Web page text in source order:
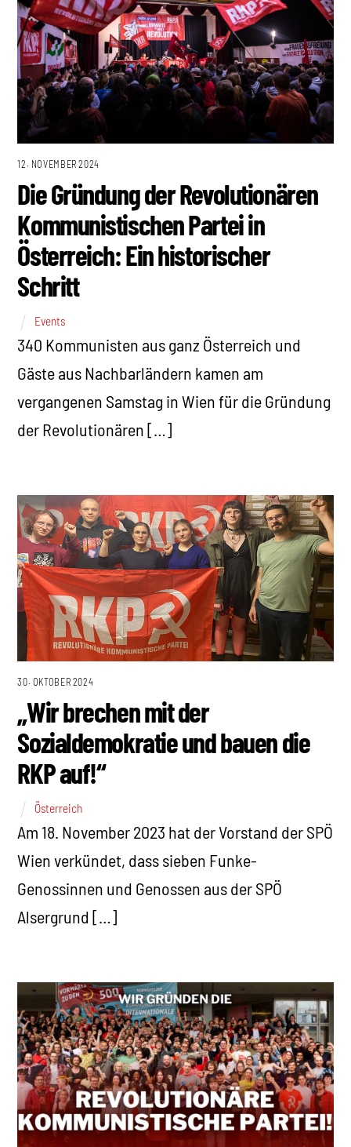
12. NOVEMBER 2024
Die Gründung der Revolutionären
Kommunistischen Partei in
Österreich: Ein historischer
Schritt
Events
340 Kommunisten aus ganz Österreich und
Gäste aus Nachbarländern kamen am
vergangenen Samstag in Wien für die Gründung
der Revolutionären […]
30. OKTOBER 2024
„Wir brechen mit der
Sozialdemokratie und bauen die
RKP auf!“
Österreich
Am 18. November 2023 hat der Vorstand der SPÖ
Wien verkündet, dass sieben Funke-
Genossinnen und Genossen aus der SPÖ
Alsergrund […]